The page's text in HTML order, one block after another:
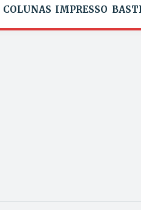
COLUNAS IMPRESSO